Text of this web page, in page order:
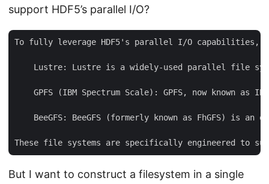
support HDF5’s parallel I/O?
To fully leverage HDF5's parallel I/O capabilities, it
Lustre: Lustre is a widely-used parallel file
GPFS (IBM Spectrum Scale): GPFS, now known as
BeeGFS: BeeGFS (formerly known as FhGFS) is an
But I want to construct a filesystem in a single